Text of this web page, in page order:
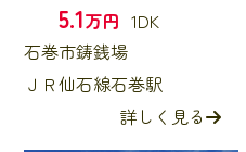
5.1万円 1DK
石巻市鋳銭場
ＪＲ仙石線石巻駅
詳しく見る